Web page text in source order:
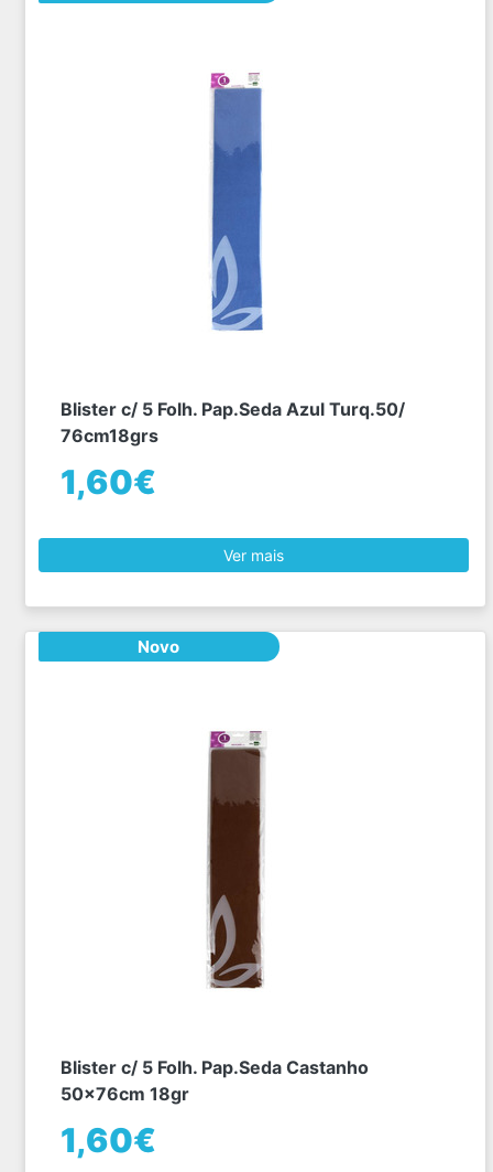
Blister c/ 5 Folh. Pap.Seda Azul Turq.50/
76cm18grs
1,60€
Ver mais
Novo
Blister c/ 5 Folh. Pap.Seda Castanho
50x76cm 18gr
1,60€